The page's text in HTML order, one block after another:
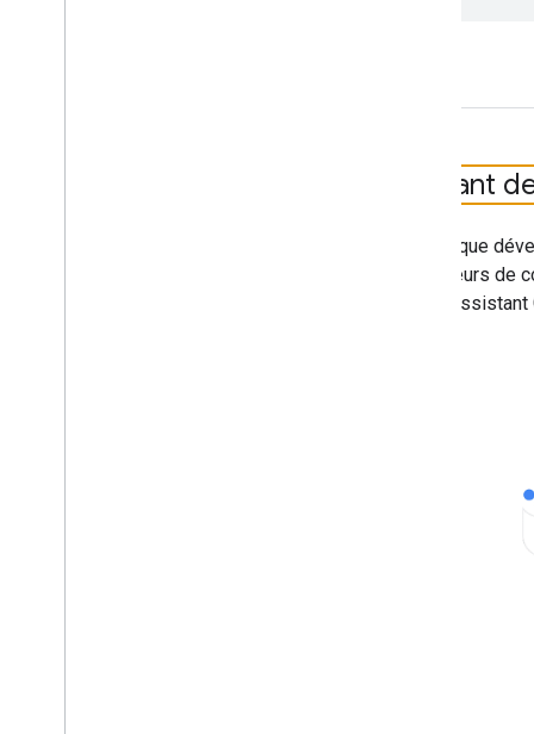
Avant
En tant que
utilisateurs de
avec l'Assistant